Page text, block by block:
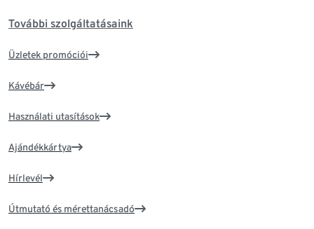
További szolgáltatásaink
Üzletek promóciói
Kávébár
Használati utasítások
Ajándékkártya
Hírlevél
Útmutató és mérettanácsadó